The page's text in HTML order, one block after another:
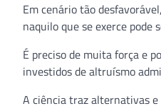
Em cenário tão
naquilo que se exerce pode
É preciso de muita força e
investidos de altruísmo
A ciência traz alternativas e